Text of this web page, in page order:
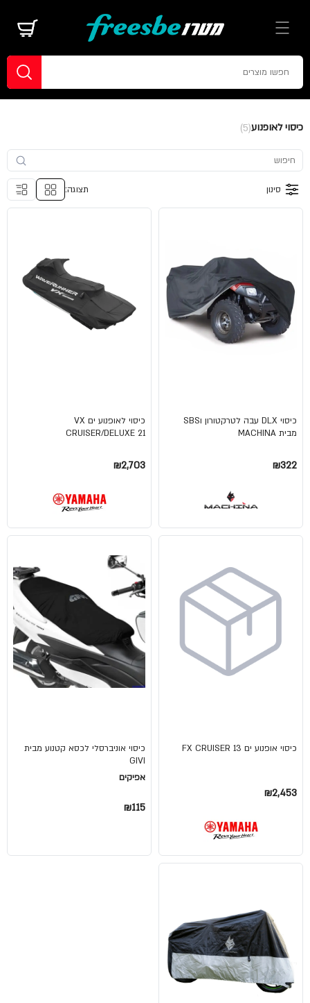
כיסוי לאופנוע(5)
סינון תצוגה:
כיסוי DLX עבה לטרקטורון וSBS
מבית MACHINA
₪322
כיסוי לאופנוע ים VX
CRUISER/DELUXE 21
₪2,703
כיסוי אופנוע ים FX CRUISER 13
₪2,453
כיסוי אוניברסלי לכסא קטנוע מבית
GIVI
אפיקים
₪115